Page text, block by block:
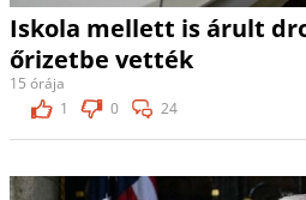
Iskola mellett is árult
őrizetbe vették
15 órája
1
0 24